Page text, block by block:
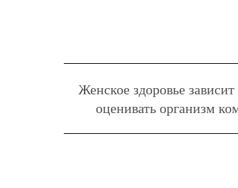
Женское здоровье
оценивать организм